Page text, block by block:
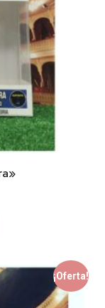
¡Oferta!